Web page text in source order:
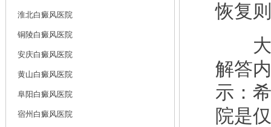
淮北白癜风医院
铜陵白癜风医院
安庆白癜风医院
黄山白癜风医院
阜阳白癜风医院
宿州白癜风医院
恢复
大片
解答
示：
院是